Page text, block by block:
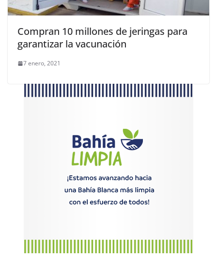
Compran 10 millones de jeringas para
garantizar la vacunación
7 enero, 2021